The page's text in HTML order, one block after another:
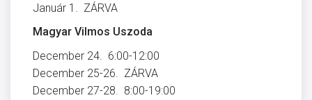
Január 1. ZÁRVA
Magyar Vilmos Uszoda
December 24. 6:00-12:00
December 25-26. ZÁRVA
December 27-28. 8:00-19:00